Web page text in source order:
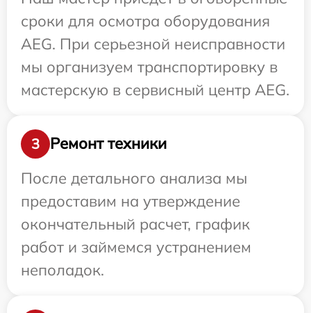
сроки для осмотра оборудования
AEG. При серьезной неисправности
мы организуем транспортировку в
мастерскую в сервисный центр AEG.
3
Ремонт техники
После детального анализа мы
предоставим на утверждение
окончательный расчет, график
работ и займемся устранением
неполадок.